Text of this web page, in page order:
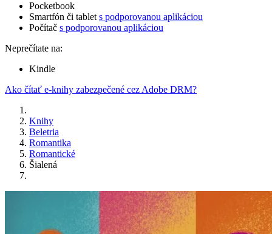
Pocketbook
Smartfón či tablet s podporovanou aplikáciou
Počítač s podporovanou aplikáciou
Neprečítate na:
Kindle
Ako čítať e-knihy zabezpečené cez Adobe DRM?
Knihy
Beletria
Romantika
Romantické
Šialená